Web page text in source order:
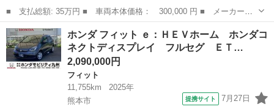
■ 支払総額: 35万円 ■ 車両本体価格： 300,000 円 ■ メーカー
名： ホンダ ■ 車種名： フィットシャトルハイブリッド ■ グレ
ード名： ハイブリッド・スマートセレクション ハイブリッド Ｅ
ＴＣ バックカメ...
鹿児島 鹿児島市 フィット
ホンダ フィット ｅ：ＨＥＶホーム ホンダコ
ネクトディスプレイ フルセグ ＥＴ…
2,090,000円
フィット
11,755km
2025年
熊本市
提携サイト 7月27日